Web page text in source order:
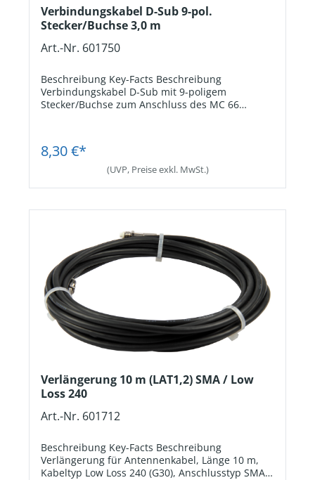
Verbindungskabel D-Sub 9-pol.
Stecker/Buchse 3,0 m
Art.-Nr. 601750
Beschreibung Key-Facts Beschreibung
Verbindungskabel D-Sub mit 9-poligem
Stecker/Buchse zum Anschluss des MC 66
KabeltypD-Sub-Verlängerungskabel 1:1.
Anschluss9-polige D-Sub Buchse/Stecker.
Kabellänge3,0 m.
8,30 €*
(UVP, Preise exkl. MwSt.)
Verlängerung 10 m (LAT1,2) SMA / Low
Loss 240
Art.-Nr. 601712
Beschreibung Key-Facts Beschreibung
Verlängerung für Antennenkabel, Länge 10 m,
Kabeltyp Low Loss 240 (G30), Anschlusstyp SMA